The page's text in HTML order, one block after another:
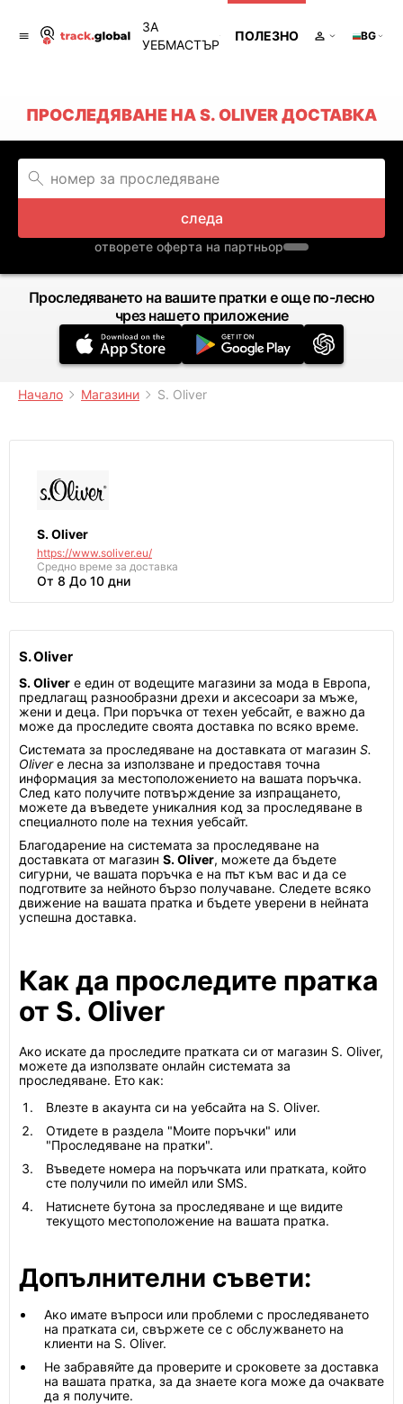
ЗА
УЕБМАСТЪР
ПОЛЕЗНО BG
ПРОСЛЕДЯВАНЕ НА S. OLIVER ДОСТАВКА
следа
отворете оферта на партньор
Проследяването на вашите пратки е още по-лесно
чрез нашето приложение
Начало Магазини S. Oliver
S. Oliver
https://www.soliver.eu/
Средно време за доставка
От 8 До 10 дни
S. Oliver
S. Oliver е един от водещите магазини за мода в Европа,
предлагащ разнообразни дрехи и аксесоари за мъже,
жени и деца. При поръчка от техен уебсайт, е важно да
може да проследите своята доставка по всяко време.
Системата за проследяване на доставката от магазин S.
Oliverе лесна за използване и предоставя точна
информация за местоположението на вашата поръчка.
След като получите потвърждение за изпращането,
можете да въведете уникалния код за проследяване в
специалното поле на техния уебсайт.
Благодарение на системата за проследяване на
доставката от магазин S. Oliver, можете да бъдете
сигурни, че вашата поръчка е на път към вас и да се
подготвите за нейното бързо получаване. Следете всяко
движение на вашата пратка и бъдете уверени в нейната
успешна доставка.
Как да проследите пратка
от S. Oliver
Ако искате да проследите пратката си от магазин S. Oliver,
можете да използвате онлайн системата за
проследяване. Ето как:
Влезте в акаунта си на уебсайта на S. Oliver.
Отидете в раздела "Моите поръчки" или
"Проследяване на пратки".
Въведете номера на поръчката или пратката, който
сте получили по имейл или SMS.
Натиснете бутона за проследяване и ще видите
текущото местоположение на вашата пратка.
Допълнителни съвети:
Ако имате въпроси или проблеми с проследяването
на пратката си, свържете се с обслужването на
клиенти на S. Oliver.
Не забравяйте да проверите и сроковете за доставка
на вашата пратка, за да знаете кога може да очаквате
да я получите.